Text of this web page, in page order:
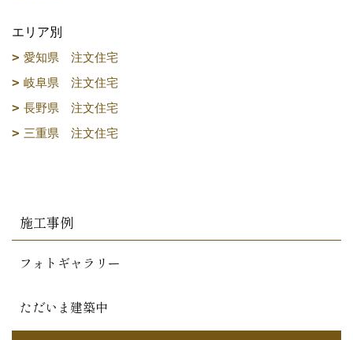
エリア別
愛知県 注文住宅
岐阜県 注文住宅
長野県 注文住宅
三重県 注文住宅
施工事例
フォトギャラリー
ただいま建築中